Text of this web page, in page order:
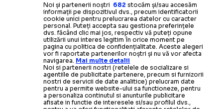
ALTE SPORTURI 21.03.2021
Premieră la Jocurile Olimpice: Măsura specială de
care vor beneficia atleții din Marea Britanie
Noi și partenerii noștri 682 stocăm și/sau accesăm
informații pe dispozitivul dvs., precum identificatorii
cookie unici pentru prelucrarea datelor cu caracter
personal. Puteți accepta sau gestiona preferințele
dvs. făcând clic mai jos, respectiv vă puteți opune
utilizării unui interes legitim în orice moment pe
pagina cu politica de confidențialitate. Aceste alegeri
vor fi raportate partenerilor noștri și nu vă vor afecta
navigarea. Mai multe detalii
Noi si partenerii nostri (retelele de socializare si
agentiile de publicitate partenere, precum si furnizorii
nostri de servicii de date analitice) prelucram date
pentru a permite website-ului sa functioneze, pentru
a personaliza continutul si anunturile publicitare
afisate in functie de interesele si/sau profilul dvs.,